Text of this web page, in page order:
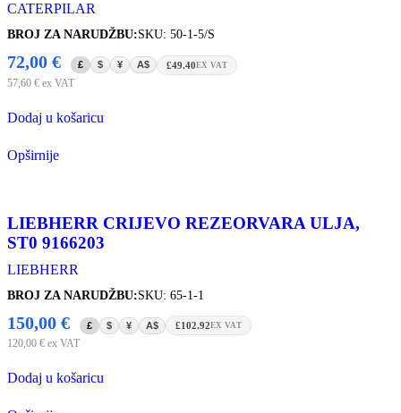
CATERPILAR
BROJ ZA NARUDŽBU:SKU: 50-1-5/S
72,00 € £ $ ¥ A$ £49.40EX VAT
57,60 € ex VAT
Dodaj u košaricu
Opširnije
LIEBHERR CRIJEVO REZEORVARA ULJA,
ST0 9166203
LIEBHERR
BROJ ZA NARUDŽBU:SKU: 65-1-1
150,00 € £ $ ¥ A$ £102.92EX VAT
120,00 € ex VAT
Dodaj u košaricu